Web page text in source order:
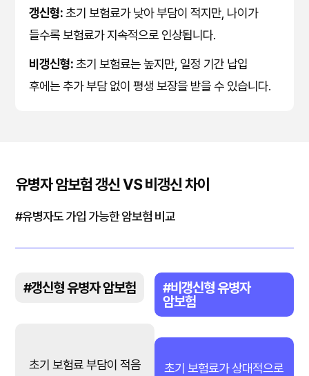
갱신형:초기 보험료가 낮아 부담이 적지만, 나이가
들수록 보험료가 지속적으로 인상됩니다.
비갱신형:초기 보험료는 높지만, 일정 기간 납입
후에는 추가 부담 없이 평생 보장을 받을 수 있습니다.
유병자 암보험 갱신 VS 비갱신 차이
#유병자도 가입 가능한 암보험 비교
#갱신형 유병자 암보험
초기 보험료 부담이 적음
#비갱신형 유병자
암보험
초기 보험료가 상대적으로